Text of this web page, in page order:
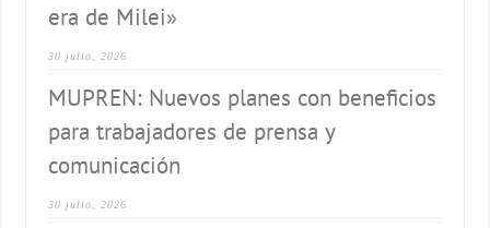
era de Milei»
30 julio, 2026
MUPREN: Nuevos planes con beneficios
para trabajadores de prensa y
comunicación
30 julio, 2026